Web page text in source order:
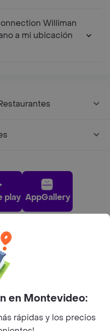
Williman
a mi ubicación
play AppGallery
de ti
en Montevideo:
rápidas y los precios